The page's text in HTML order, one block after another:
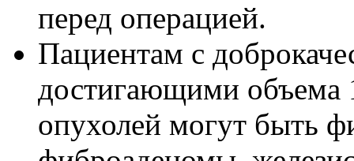
перед операцией.
Пациентам с
достигающими
опухолей могут быть